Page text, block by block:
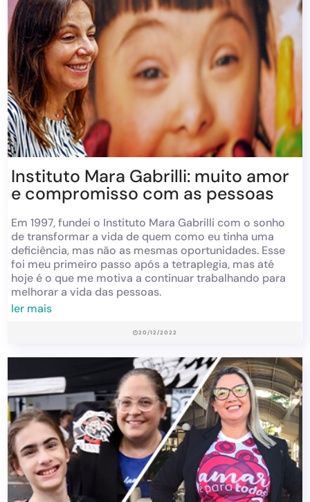
Instituto Mara Gabrilli: muito amor
e compromisso com as pessoas
Em 1997, fundei o Instituto Mara Gabrilli com o sonho
de transformar a vida de quem como eu tinha uma
deficiência, mas não as mesmas oportunidades. Esse
foi meu primeiro passo após a tetraplegia, mas até
hoje é o que me motiva a continuar trabalhando para
melhorar a vida das pessoas.
ler mais
20/12/2022